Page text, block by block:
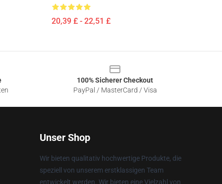
20,39 £ - 22,51 £
100% Sicherer Checkout
PayPal / MasterCard / Visa
Unser Shop
Wir bieten qualitativ hochwertige Produkte, die
speziell von unserem erstklassigen Team
entwickelt werden. Wir bieten eine Vielzahl von